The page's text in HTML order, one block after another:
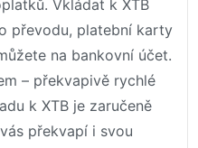
Vkládat k XTB
převodu, platební karty
na bankovní účet.
– překvapivě rychlé
k XTB je zaručeně
překvapí i svou